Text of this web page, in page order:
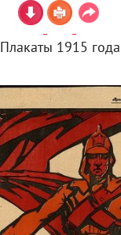
Плакаты 1915 года